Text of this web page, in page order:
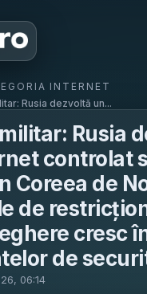
INTERNET
Rusia dezvoltă un...
Rusia
controlat
Coreea de
de
cresc
de
06:14